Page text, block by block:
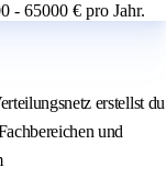
- 65000 € pro Jahr.
erstellst du
und